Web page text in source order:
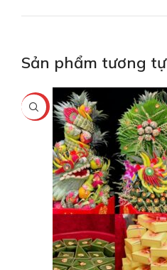
Sản phẩm tương tự
-16%